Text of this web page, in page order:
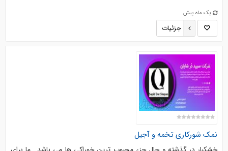
یک ماه پیش
جزئیات
نمک شورکاری تخمه و آجیل